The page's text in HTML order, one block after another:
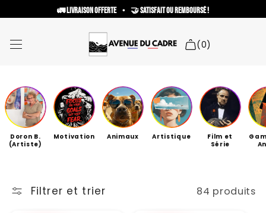
🚛 Livraison offerte     •     🤝 Satisfait ou remboursé !
the
passer
contenu
Liste des collections
Nouveautés !
Cadre Personnalisé
Besoin d'aide ?
(0)
Doron B.
(Artiste)
Motivation Animaux Artistique
Film et
Série
Filtrer et trier 84 produits